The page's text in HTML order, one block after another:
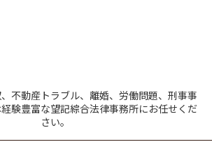
不動産トラブル、離婚、労働問題、刑事事
験豊富な望記綜合法律事務所にお任せくだ
さい。